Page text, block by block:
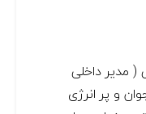
( مدیر داخلی
و پر انرژی